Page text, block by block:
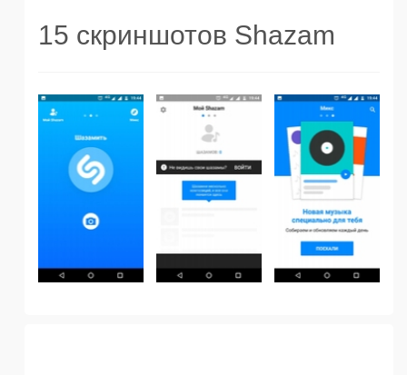
15 скриншотов Shazam